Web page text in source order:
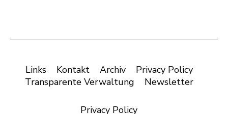
Links Kontakt Archiv
Privacy Policy
Transparente Verwaltung
Newsletter
Privacy Policy